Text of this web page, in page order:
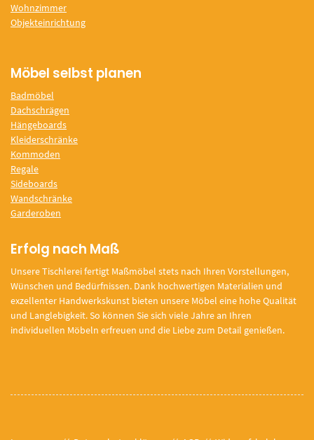
Wohnzimmer
Objekteinrichtung
Möbel selbst planen
Badmöbel
Dachschrägen
Hängeboards
Kleiderschränke
Kommoden
Regale
Sideboards
Wandschränke
Garderoben
Erfolg nach Maß
Unsere Tischlerei fertigt Maßmöbel stets nach Ihren Vorstellungen,
Wünschen und Bedürfnissen. Dank hochwertigen Materialien und
exzellenter Handwerkskunst bieten unsere Möbel eine hohe Qualität
und Langlebigkeit. So können Sie sich viele Jahre an Ihren
individuellen Möbeln erfreuen und die Liebe zum Detail genießen.